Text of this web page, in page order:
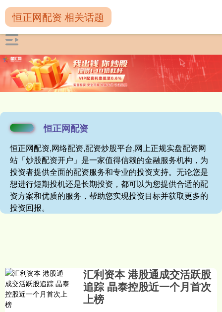
恒正网配资
恒正网配资,网络配资,配资炒股平台,网上正规实盘配资网
站「炒股配资开户」是一家值得信赖的金融服务机构，为
投资者提供全面的配资服务和专业的投资支持。无论您是
想进行短期投机还是长期投资，都可以为您提供合适的配
资方案和优质的服务，帮助您实现投资目标并获取更多的
投资回报。
恒正网配资 相关话题
汇利资本 港股通成交活跃股
追踪 晶泰控股近一个月首次
上榜